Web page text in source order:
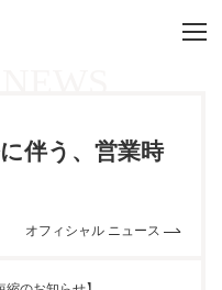
伴う、営業時
オフィシャル ニュース